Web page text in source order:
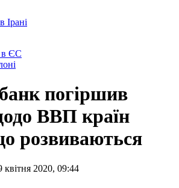
Ірані
в ЄС
погіршив
ВВП країн
розвиваються
2020, 09:44